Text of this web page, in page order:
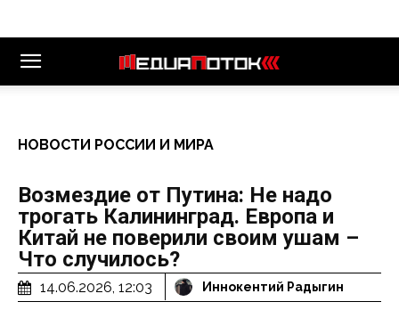
НОВОСТИ РОССИИ И МИРА
Возмездие от Путина: Не надо
трогать Калининград. Европа и
Китай не поверили своим ушам –
Что случилось?
14.06.2026, 12:03 Иннокентий Радыгин